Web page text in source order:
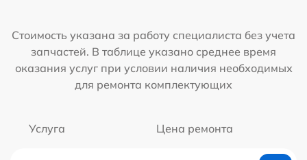
Стоимость указана за работу специалиста без учета
запчастей. В таблице указано среднее время
оказания услуг при условии наличия необходимых
для ремонта комплектующих
Услуга Цена ремонта